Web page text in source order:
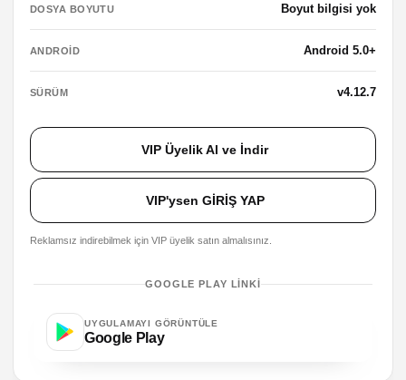
DOSYA BOYUTU Boyut bilgisi yok
ANDROID Android 5.0+
SÜRÜM v4.12.7
VIP Üyelik Al ve İndir
VIP'ysen GİRİŞ YAP
Reklamsız indirebilmek için VIP üyelik satın almalısınız.
GOOGLE PLAY LINKI
UYGULAMAYI GÖRÜNTÜLE
Google Play